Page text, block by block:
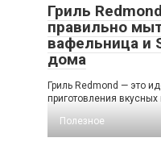
Гриль
правильно
вафельница и
дома
Гриль Redmond — это
приготовления
Полезное